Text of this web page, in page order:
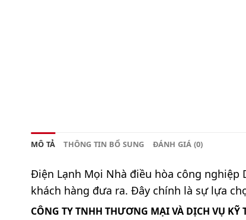
MÔ TẢ THÔNG TIN BỔ SUNG ĐÁNH GIÁ (0)
Điện Lạnh Mọi Nhà điều hòa công nghiệp
khách hàng đưa ra. Đây chính là sự lựa
CÔNG TY TNHH THƯƠNG MẠI VÀ DỊCH VỤ KỸ